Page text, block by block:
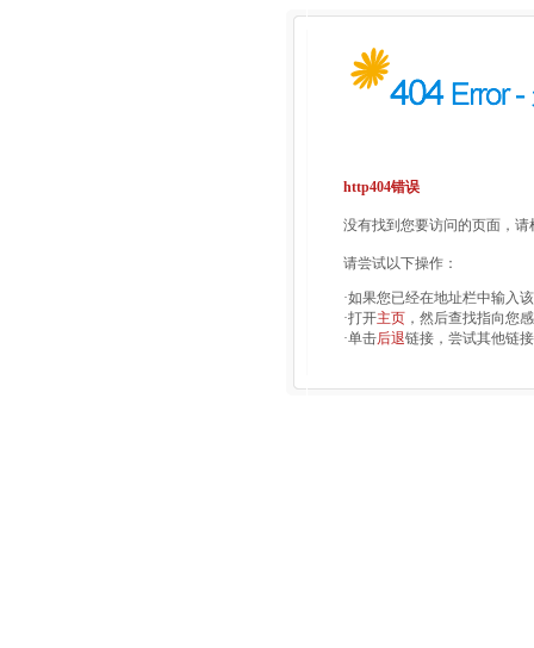
http404错误
没有找到您要访问的页面，
请尝试以下操作：
·如果您已经在地址栏中输入
·打开主页 ，然后查找指向您
·单击后退链接，尝试其他链